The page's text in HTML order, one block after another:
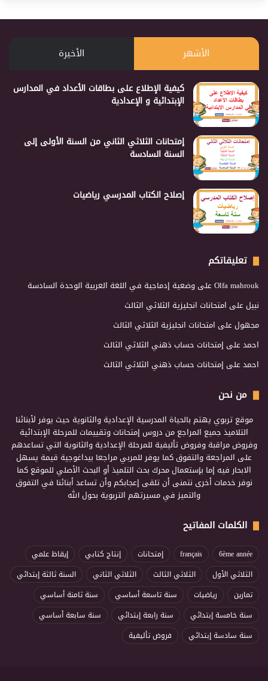
الأشهر الأخيرة
كيفية الإطلاع على بطاقات الأعداد في المدارس
الإبتدائية و الإعدادية
إمتحانات الثلاثي الثاني من السنة الأولى إلى
السنة السادسة
إصلاح الكتاب المدرسي رياضيات
تعليقاتكم
Olfa mahroukعلى وضعية إدماجية في اللغة العربية الوحدة السادسة
نبيلعلى امتحانات انجليزية الثلاثي الثالث
مجهولعلى امتحانات انجليزية الثلاثي الثالث
احمدعلى إمتحانات حساب ذهني الثلاثي الثالث
احمدعلى إمتحانات حساب ذهني الثلاثي الثالث
من نحن
موقع تربوي يهتم بالحياة المدرسية الإعدادية والثانوية حيث يوفر لأبنائنا
التلاميذ جميع المراجع من دروس إمتحانات وتقييمات للمرحلة الإبتدائية
وفروض مراقبة وفروض تأليفية للمرحلة الإعدادية والثانوية التي تساعدهم
على المراجعة والتفوق كما يوفر للمربي مراجعا بيداغوجية قيمة يسهل
الابحار فيه إما بإستعمال محرك بحث التلميذ أو البحث الأصلي للموقع كما
نوفر خدمات أخرى نتمنى أن تلقى إعجابكم وأن تساعد أبنائنا في التفوق
والتميز في مسيرتهم التربوية بحول الله
الكلمات المفاتيح
6ème année
français إمتحانات إنتاج كتابي
إيقاظ علمي
الثلاثي الأول
الثلاثي الثالث الثلاثي الثاني
السنة ثالثة إبتدائي
تمارين
رياضيات سنة تاسعة أساسي
سنة ثامنة أساسي
سنة خامسة إبتدائي
سنة رابعة إبتدائي
سنة سابعة أساسي
سنة سادسة إبتدائي
فروض تأليفية